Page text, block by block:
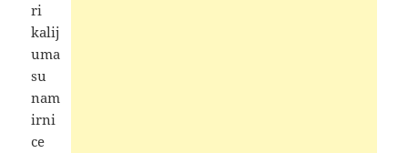
ri
kalij
uma
su
nam
irni
ce